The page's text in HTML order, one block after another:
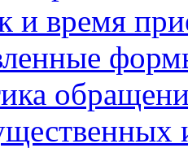
и время